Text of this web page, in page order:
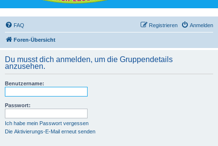
FAQ Anmelden
Registrieren
Foren-Übersicht
Du musst dich anmelden, um die Gruppendetails
anzusehen.
Benutzername:
Passwort:
Ich habe mein Passwort vergessen
Die Aktivierungs-E-Mail erneut senden